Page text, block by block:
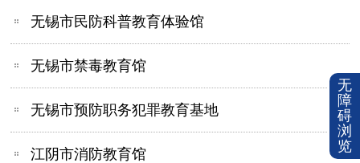
无锡市民防科普教育体验馆
无锡市禁毒教育馆
无锡市预防职务犯罪教育基地
江阴市消防教育馆
无
障
碍
浏
览